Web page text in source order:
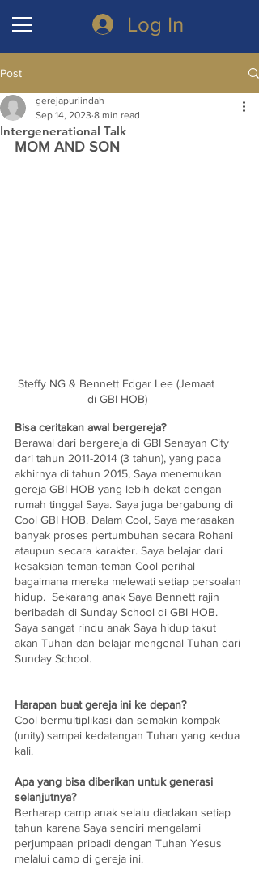
Log In
Post
Intergenerational Talk
gerejapuriindah
Sep 14, 2023 8 min read
MOM AND SON
Steffy NG & Bennett Edgar Lee (Jemaat
di GBI HOB)
Bisa ceritakan awal bergereja?
Berawal dari bergereja di GBI Senayan City
dari tahun 2011-2014 (3 tahun), yang pada
akhirnya di tahun 2015, Saya menemukan
gereja GBI HOB yang lebih dekat dengan
rumah tinggal Saya. Saya juga bergabung di
Cool GBI HOB. Dalam Cool, Saya merasakan
banyak proses pertumbuhan secara Rohani
ataupun secara karakter. Saya belajar dari
kesaksian teman-teman Cool perihal
bagaimana mereka melewati setiap persoalan
hidup.  Sekarang anak Saya Bennett rajin
beribadah di Sunday School di GBI HOB.
Saya sangat rindu anak Saya hidup takut
akan Tuhan dan belajar mengenal Tuhan dari
Sunday School.
Harapan buat gereja ini ke depan?
Cool bermultiplikasi dan semakin kompak
(unity) sampai kedatangan Tuhan yang kedua
kali.
Apa yang bisa diberikan untuk generasi
selanjutnya?
Berharap camp anak selalu diadakan setiap
tahun karena Saya sendiri mengalami
perjumpaan pribadi dengan Tuhan Yesus
melalui camp di gereja ini.